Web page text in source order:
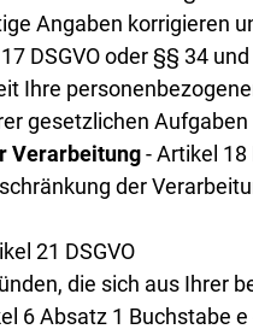
Angaben korrigieren
DSGVO oder §§ 34 und
Ihre
gesetzlichen
Verarbeitung- Artikel 18
der
21 DSGVO
die sich aus Ihrer
6 Absatz 1 Buchstabe